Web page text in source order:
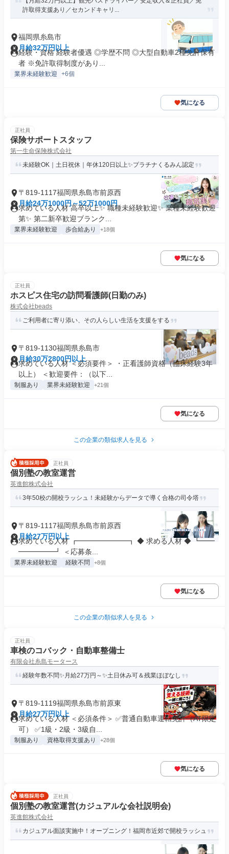
許取得支援あり／セカンドキャリ...
福岡県糸島市
月給32万円以上
経験・資格 経験者優遇 ◎学歴不問 ◎大型自動車2種免許保有
者 ※免許取得制度があり...
業界未経験歓迎 +6個
気になる
正社員
保険サポートスタッフ
第一生命保険株式会社
未経験OK｜土日祝休｜年休120日以上✨プラチナくるみん認定
〒819-1117福岡県糸島市前原西
月給24万1000円～52万1000円
求めている人材 高卒以上✨ 職種未経験歓迎✨ 業種未経験歓迎
第✨ 第二新卒歓迎ブランク...
業界未経験歓迎 歩合給あり +18個
気になる
正社員
ホスピス住宅の訪問看護師(日勤のみ)
株式会社beads
ご利用者に寄り添い、その人らしい生活を支援をする
〒819-1130福岡県糸島市
月給30万2800円以上
求めている人材 ＜必須要件＞ ・正看護師資格（臨床経験3年
以上） ＜歓迎要件：（以下...
制服あり 業界未経験歓迎 +21個
気になる
この企業の類似求人を見る
正社員
個別塾の教室運営
英進館株式会社
3年50校の開校ラッシュ！未経験からデータで導く合格の司令塔
〒819-1117福岡県糸島市前原西
月給27万円以上
求めている人材 ┏━━━━━━━┓ ◆ 求める人材 ◆ ┗━━
━━━━━┛ ＜応募条...
業界未経験歓迎 経験不問 +8個
気になる
この企業の類似求人を見る
正社員
車検のコバック・自動車整備士
有限会社糸島モータース
経験年数不問✨月給27万円～✨土日休み可＆残業ほぼなし
〒819-1119福岡県糸島市前原東
月給27万円以上
求めている人材 ＜必須条件＞ ✅普通自動車運転免許（AT限定
可） ✅1級・2級・3級自...
制服あり 資格取得支援あり +28個
気になる
正社員
個別塾の教室運営(カジュアルな会社説明会)
英進館株式会社
カジュアル面談実施中！オープニング！福岡市近郊で開校ラッシュ